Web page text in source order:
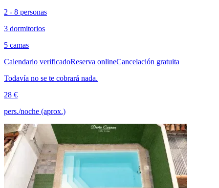
2 - 8 personas
3 dormitorios
5 camas
Calendario verificadoReserva onlineCancelación gratuita
Todavía no se te cobrará nada.
28 €
pers./noche (aprox.)